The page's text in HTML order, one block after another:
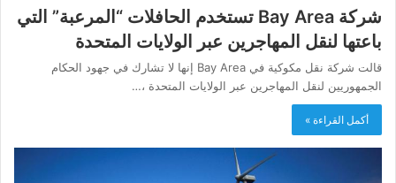
شركة Bay Area تستخدم الحافلات “المرعبة” التي
باعتها لنقل المهاجرين عبر الولايات المتحدة
قالت شركة نقل مكوكية في Bay Area إنها لا تشارك في جهود الحكام
الجمهوريين لنقل المهاجرين عبر الولايات المتحدة ،…
أكمل القراءة »